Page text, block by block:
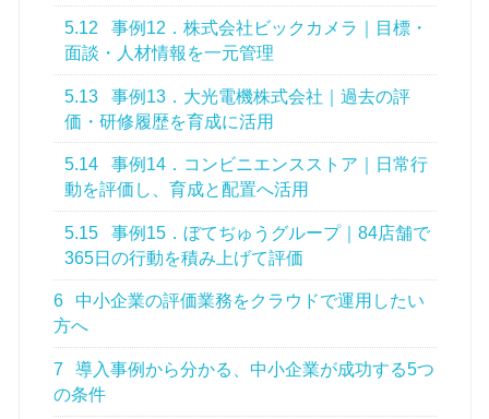
5.12
事例12．株式会社ビックカメラ｜目標・
面談・人材情報を一元管理
5.13
事例13．大光電機株式会社｜過去の評
価・研修履歴を育成に活用
5.14
事例14．コンビニエンスストア｜日常行
動を評価し、育成と配置へ活用
5.15
事例15．ぼてぢゅうグループ｜84店舗で
365日の行動を積み上げて評価
6
中小企業の評価業務をクラウドで運用したい
方へ
7
導入事例から分かる、中小企業が成功する5つ
の条件